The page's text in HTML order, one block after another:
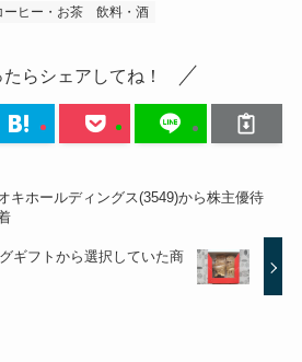
ーヒー・お茶 飲料・酒
たらシェアしてね！
キホールディングス(3549)から株主優待
ギフトから選択していた商